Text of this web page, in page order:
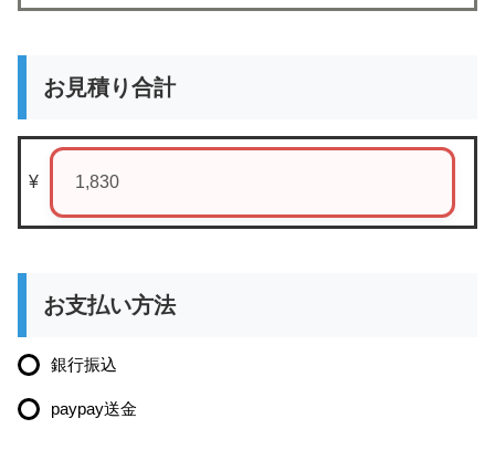
お見積り合計
¥
お支払い方法
銀行振込
paypay送金